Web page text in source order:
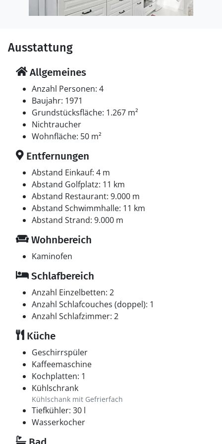
Ausstattung
Allgemeines
Anzahl Personen: 4
Baujahr: 1971
Grundstücksfläche: 1.267 m²
Nichtraucher
Wohnfläche: 50 m²
Entfernungen
Abstand Einkauf: 4 m
Abstand Golfplatz: 11 km
Abstand Restaurant: 9.000 m
Abstand Schwimmhalle: 11 km
Abstand Strand: 9.000 m
Wohnbereich
Kaminofen
Schlafbereich
Anzahl Einzelbetten: 2
Anzahl Schlafcouches (doppel): 1
Anzahl Schlafzimmer: 2
Küche
Geschirrspüler
Kaffeemaschine
Kochplatten: 1
Kühlschrank
Kühlschank mit Gefrierfach
Tiefkühler: 30 l
Wasserkocher